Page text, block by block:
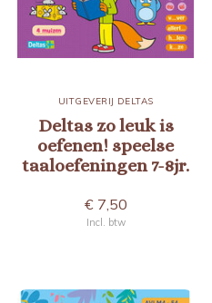
UITGEVERIJ DELTAS
Deltas zo leuk is
oefenen! speelse
taaloefeningen 7-8jr.
€ 7,50
Incl. btw